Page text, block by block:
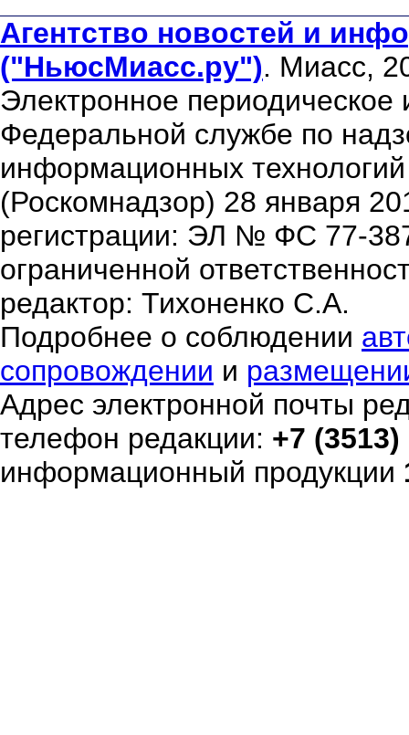
Агентство новостей и
("НьюсМиасс.ру"). Миасс,
Электронное периодическое
Федеральной службе по
информационных
(Роскомнадзор) 28 января
регистрации: ЭЛ № ФС 77-
ограниченной
редактор: Тихоненко С.А.
Подробнее о соблюдении
сопровождении и
Адрес электронной почты
телефон редакции: +7
информационный продукции